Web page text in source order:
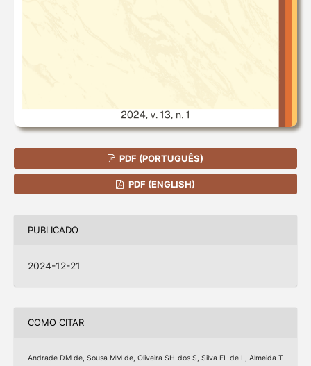
PDF (PORTUGUÊS)
PDF (ENGLISH)
PUBLICADO
2024-12-21
COMO CITAR
Andrade DM de, Sousa MM de, Oliveira SH dos S, Silva FL de L, Almeida T